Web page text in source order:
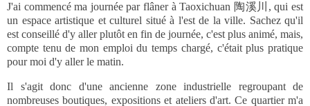
J'ai commencé ma journée par flâner à Taoxichuan 陶溪川, qui est
un espace artistique et culturel situé à l'est de la ville. Sachez qu'il
est conseillé d'y aller plutôt en fin de journée, c'est plus animé, mais,
compte tenu de mon emploi du temps chargé, c'était plus pratique
pour moi d'y aller le matin.
Il s'agit donc d'une ancienne zone industrielle regroupant de
nombreuses boutiques, expositions et ateliers d'art. Ce quartier m'a